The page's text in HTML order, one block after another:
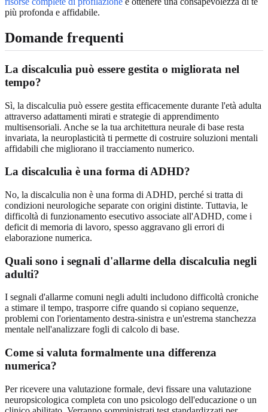
più profonda e affidabile.
Domande frequenti
La discalculia può essere gestita o migliorata nel
tempo?
Sì, la discalculia può essere gestita efficacemente durante l'età adulta
attraverso adattamenti mirati e strategie di apprendimento
multisensoriali. Anche se la tua architettura neurale di base resta
invariata, la neuroplasticità ti permette di costruire soluzioni mentali
affidabili che migliorano il tracciamento numerico.
La discalculia è una forma di ADHD?
No, la discalculia non è una forma di ADHD, perché si tratta di
condizioni neurologiche separate con origini distinte. Tuttavia, le
difficoltà di funzionamento esecutivo associate all'ADHD, come i
deficit di memoria di lavoro, spesso aggravano gli errori di
elaborazione numerica.
Quali sono i segnali d'allarme della discalculia negli
adulti?
I segnali d'allarme comuni negli adulti includono difficoltà croniche
a stimare il tempo, trasporre cifre quando si copiano sequenze,
problemi con l'orientamento destra-sinistra e un'estrema stanchezza
mentale nell'analizzare fogli di calcolo di base.
Come si valuta formalmente una differenza
numerica?
Per ricevere una valutazione formale, devi fissare una valutazione
neuropsicologica completa con uno psicologo dell'educazione o un